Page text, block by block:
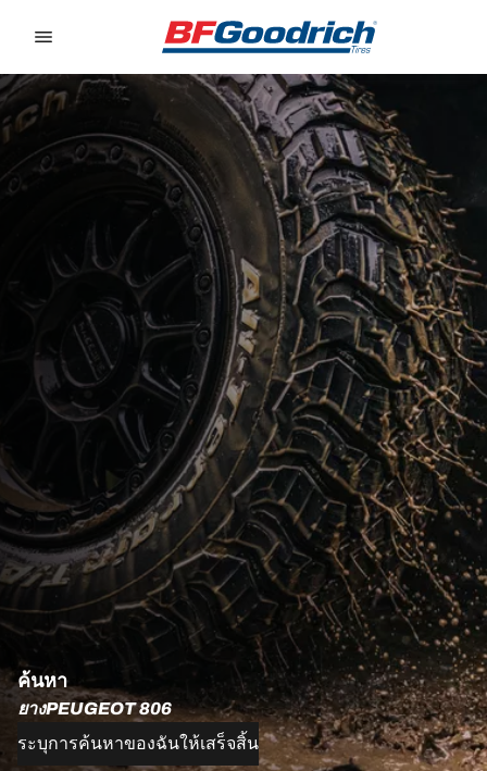
ค้นหา
ยางPEUGEOT 806
ระบุการค้นหาของฉันให้เสร็จสิ้น